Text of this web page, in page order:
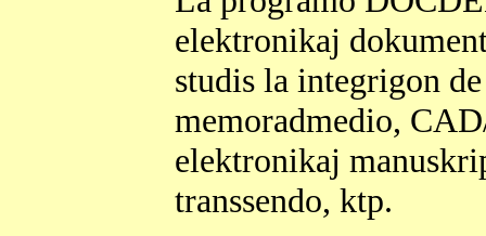
elektronikaj
studis la integrigon
memoradmedio,
elektronikaj
transsendo, ktp.